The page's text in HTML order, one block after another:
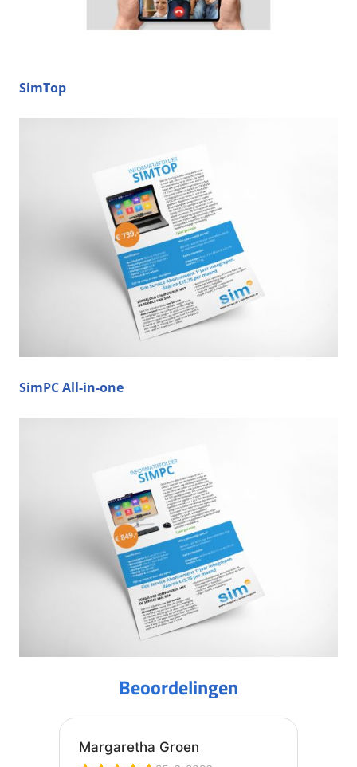
SimTop
SimPC All-in-one
Beoordelingen